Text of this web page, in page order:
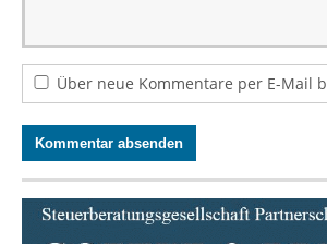
Über neue Kommentare per E-Mail